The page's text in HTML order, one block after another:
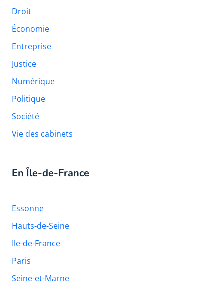
Droit
Économie
Entreprise
Justice
Numérique
Politique
Société
Vie des cabinets
En Île-de-France
Essonne
Hauts-de-Seine
Ile-de-France
Paris
Seine-et-Marne